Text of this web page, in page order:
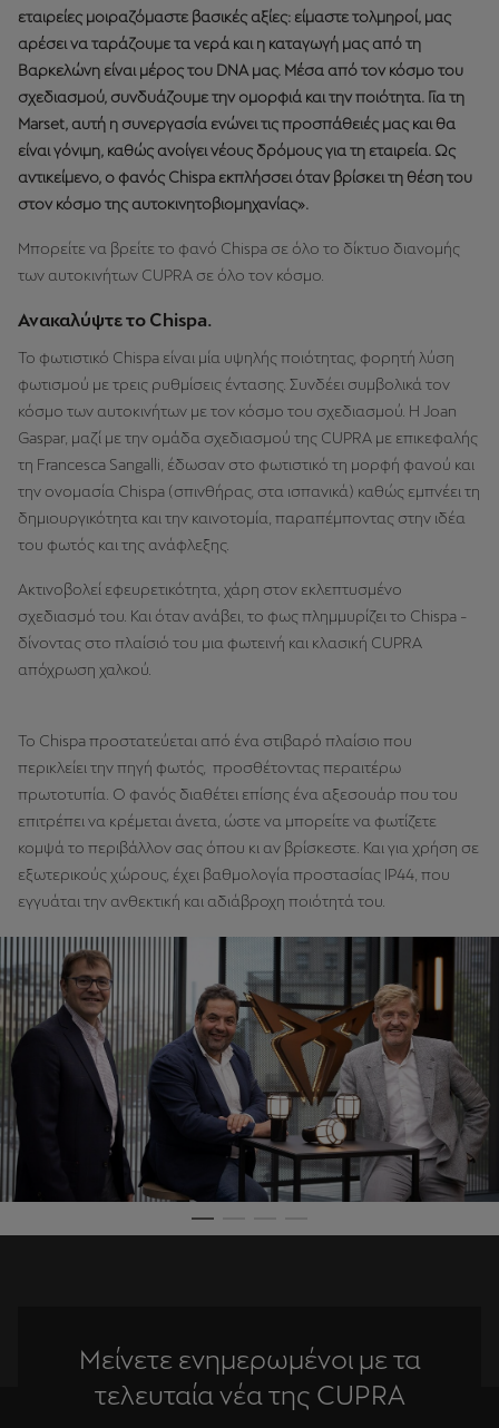
εταιρείες μοιραζόμαστε βασικές αξίες: είμαστε τολμηροί, μας
αρέσει να ταράζουμε τα νερά και η καταγωγή μας από τη
Βαρκελώνη είναι μέρος του DNA μας. Μέσα από τον κόσμο του
σχεδιασμού, συνδυάζουμε την ομορφιά και την ποιότητα. Για τη
Marset, αυτή η συνεργασία ενώνει τις προσπάθειές μας και θα
είναι γόνιμη, καθώς ανοίγει νέους δρόμους για τη εταιρεία. Ως
αντικείμενο, ο φανός Chispa εκπλήσσει όταν βρίσκει τη θέση του
στον κόσμο της αυτοκινητοβιομηχανίας».
Μπορείτε να βρείτε το φανό Chispa σε όλο το δίκτυο διανομής
των αυτοκινήτων CUPRA σε όλο τον κόσμο.
Ανακαλύψτε το Chispa.
Το φωτιστικό Chispa είναι μία υψηλής ποιότητας, φορητή λύση
φωτισμού με τρεις ρυθμίσεις έντασης. Συνδέει συμβολικά τον
κόσμο των αυτοκινήτων με τον κόσμο του σχεδιασμού. Η Joan
Gaspar, μαζί με την ομάδα σχεδιασμού της CUPRA με επικεφαλής
τη Francesca Sangalli, έδωσαν στο φωτιστικό τη μορφή φανού και
την ονομασία Chispa (σπινθήρας, στα ισπανικά) καθώς εμπνέει τη
δημιουργικότητα και την καινοτομία, παραπέμποντας στην ιδέα
του φωτός και της ανάφλεξης.
Ακτινοβολεί εφευρετικότητα, χάρη στον εκλεπτυσμένο
σχεδιασμό του. Και όταν ανάβει, το φως πλημμυρίζει το Chispa -
δίνοντας στο πλαίσιό του μια φωτεινή και κλασική CUPRA
απόχρωση χαλκού.
Το Chispa προστατεύεται από ένα στιβαρό πλαίσιο που
περικλείει την πηγή φωτός, προσθέτοντας περαιτέρω
πρωτοτυπία. Ο φανός διαθέτει επίσης ένα αξεσουάρ που του
επιτρέπει να κρέμεται άνετα, ώστε να μπορείτε να φωτίζετε
κομψά το περιβάλλον σας όπου κι αν βρίσκεστε. Και για χρήση σε
εξωτερικούς χώρους, έχει βαθμολογία προστασίας IP44, που
εγγυάται την ανθεκτική και αδιάβροχη ποιότητά του.
Μείνετε ενημερωμένοι με τα
τελευταία νέα της CUPRA